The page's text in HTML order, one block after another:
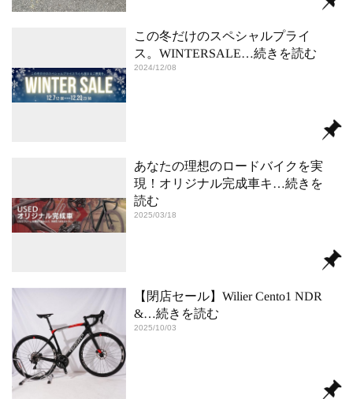
この冬だけのスペシャルプライ
ス。WINTERSALE…続きを読む
2024/12/08
あなたの理想のロードバイクを実
現！オリジナル完成車キ …続きを
読む
2025/03/18
【閉店セール】Wilier Cento1 NDR
&…続きを読む
2025/10/03